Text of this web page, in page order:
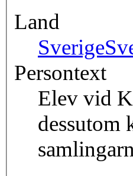
Land
Sverige
Persontext
Elev vid
dessutom